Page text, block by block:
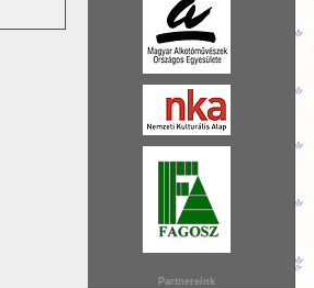
Partnereink